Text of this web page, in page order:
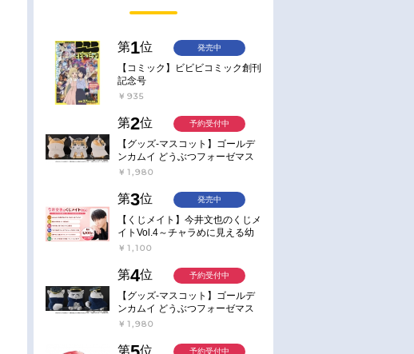
第1位
【コミック】ビビビコミック創刊
記念号
￥935
発売中
第2位
【グッズ-マスコット】ゴールデ
ンカムイ どうぶつフォーゼマス
コット 4.尾形百之助【再販】
￥1,980
予約受付中
第3位
【くじメイト】今井文也のくじメ
イトVol.4～チャラめに見える幼
馴染、実は一途で独占欲が強いん
￥1,100
発売中
第4位
【グッズ-マスコット】ゴールデ
ンカムイ どうぶつフォーゼマス
コット 5.月島軍曹【再販】
￥1,980
予約受付中
第 位 予約受付中